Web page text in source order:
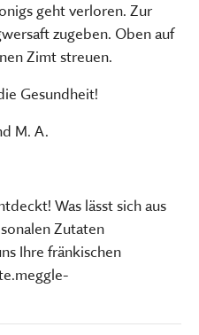
geht verloren. Zur
zugeben. Oben auf
Zimt streuen.
Gesundheit!
M. A.
Was lässt sich aus
Zutaten
Ihre fränkischen